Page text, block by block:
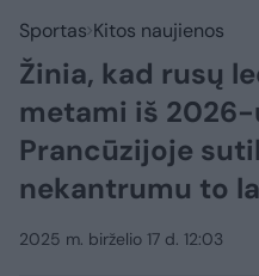
Sportas Kitos naujienos
Žinia, kad rusų
metami iš
Prancūzijoje
nekantrumu to
2025 m. birželio 17 d. 12:03